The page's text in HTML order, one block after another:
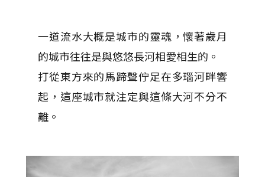
一道流水大概是城市的靈魂，懷著歲月
的城市往往是與悠悠長河相愛相生的。
打從東方來的馬蹄聲佇足在多瑙河畔響
起，這座城市就注定與這條大河不分不
離。